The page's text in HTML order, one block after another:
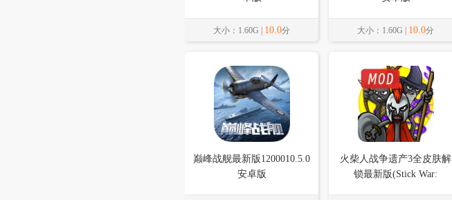
大小：1.60G | 10.0分 大小：1.60G | 10.0分
巅峰战舰最新版1200010.5.0
安卓版
火柴人战争遗产3全皮肤解
锁最新版(Stick War: